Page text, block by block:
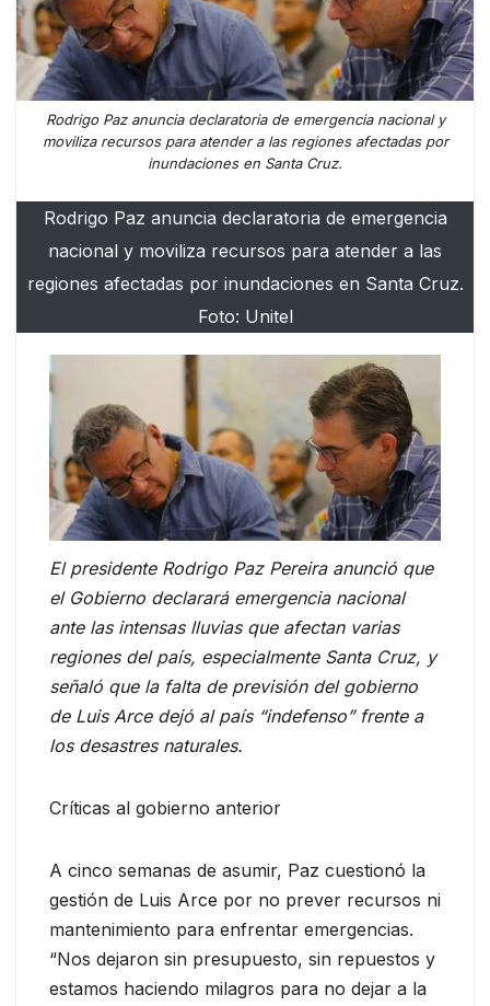
Rodrigo Paz anuncia declaratoria de emergencia nacional y
moviliza recursos para atender a las regiones afectadas por
inundaciones en Santa Cruz.
Rodrigo Paz anuncia declaratoria de emergencia
nacional y moviliza recursos para atender a las
regiones afectadas por inundaciones en Santa Cruz.
Foto: Unitel
El presidente Rodrigo Paz Pereira anunció que
el Gobierno declarará emergencia nacional
ante las intensas lluvias que afectan varias
regiones del país, especialmente Santa Cruz, y
señaló que la falta de previsión del gobierno
de Luis Arce dejó al país “indefenso” frente a
los desastres naturales.
Críticas al gobierno anterior
A cinco semanas de asumir, Paz cuestionó la
gestión de Luis Arce por no prever recursos ni
mantenimiento para enfrentar emergencias.
“Nos dejaron sin presupuesto, sin repuestos y
estamos haciendo milagros para no dejar a la